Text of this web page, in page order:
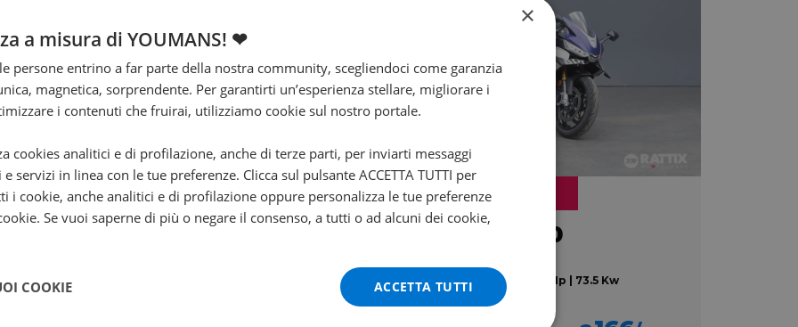
Promo
KTM 1050 Adventure
2016 | 32344 km | 1050 cc | 95 Hp | 70 Kw
Promo
APRILIA RS 660
2024 | 10042 km | 659 cc | 100 Hp | 73.5 Kw
×
a misura di YOUMANS! ❤
persone entrino a far parte della nostra community, scegliendoci come garanzia
magnetica, sorprendente. Per garantirti un’esperienza stellare, migliorare i
i contenuti che fruirai, utilizziamo cookie sul nostro portale.
cookies analitici e di profilazione, anche di terze parti, per inviarti messaggi
servizi in linea con le tue preferenze. Clicca sul pulsante ACCETTA TUTTI per
i cookie, anche analitici e di profilazione oppure personalizza le tue preferenze
Se vuoi saperne di più o negare il consenso, a tutti o ad alcuni dei cookie,
ACCETTA TUTTI
COOKIE